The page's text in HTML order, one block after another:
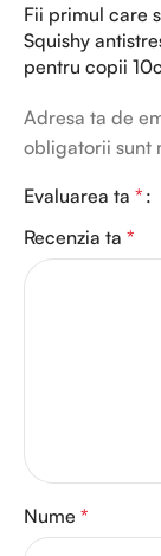
Fii primul care
Squishy
pentru copii
Adresa ta de
obligatorii sunt
Evaluarea ta *
Recenzia ta *
Nume *